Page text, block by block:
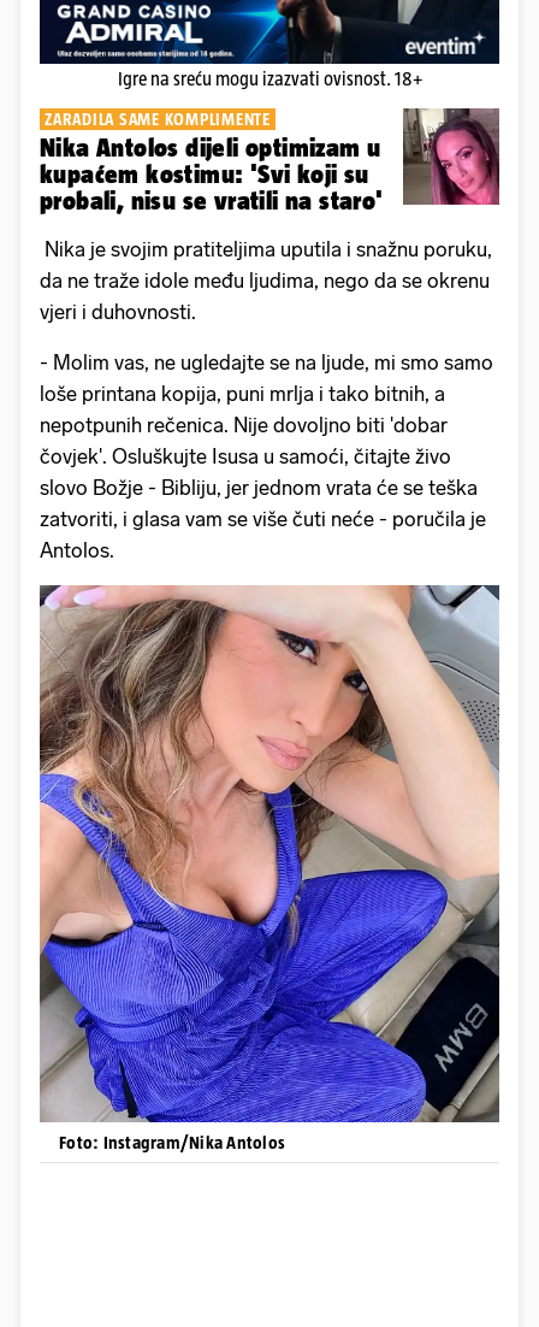
Igre na sreću mogu izazvati ovisnost. 18+
ZARADILA SAME KOMPLIMENTE
Nika Antolos dijeli optimizam u
kupaćem kostimu: 'Svi koji su
probali, nisu se vratili na staro'
Nika je svojim pratiteljima uputila i snažnu poruku,
da ne traže idole među ljudima, nego da se okrenu
vjeri i duhovnosti.
- Molim vas, ne ugledajte se na ljude, mi smo samo
loše printana kopija, puni mrlja i tako bitnih, a
nepotpunih rečenica. Nije dovoljno biti 'dobar
čovjek'. Osluškujte Isusa u samoći, čitajte živo
slovo Božje - Bibliju, jer jednom vrata će se teška
zatvoriti, i glasa vam se više čuti neće - poručila je
Antolos.
Foto: Instagram/Nika Antolos